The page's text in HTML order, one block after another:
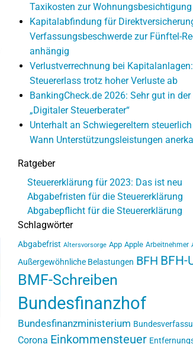
Taxikosten zur Wohnungsbesichtigung
Kapitalabfindung für
Verfassungsbeschwerde zur Fünftel-
anhängig
Verlustverrechnung bei
Steuererlass trotz hoher Verluste ab
BankingCheck.de 2026: Sehr gut in
„Digitaler Steuerberater“
Unterhalt an Schwiegereltern
Wann Unterstützungsleistungen
Ratgeber
Steuererklärung für 2023: Das ist neu
Abgabefristen für die Steuererklärung
Abgabepflicht für die Steuererklärung
Schlagwörter
Abgabefrist Altersvorsorge App Apple Arbeitnehmer
Außergewöhnliche Belastungen BFH BFH-
BMF-Schreiben
Bundesfinanzhof
Bundesfinanzministerium
Corona Einkommensteuer